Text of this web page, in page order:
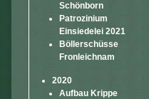
Schönborn
Patrozinium
Einsiedelei 2021
Böllerschüsse
Fronleichnam
2020
Aufbau Krippe